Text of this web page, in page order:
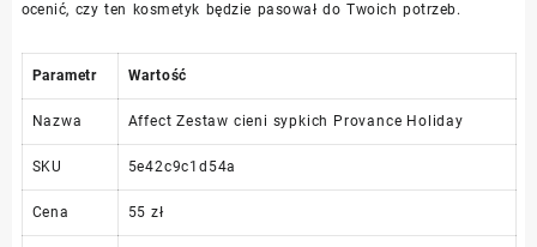
ocenić, czy ten kosmetyk będzie pasował do Twoich potrzeb.
Parametr Wartość
Nazwa Affect Zestaw cieni sypkich Provance Holiday
SKU 5e42c9c1d54a
Cena 55 zł